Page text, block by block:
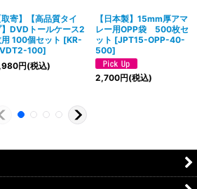
取寄】【高品質タイ
】DVDトールケース2
100個セット [KR-
100]
円(税込)
【日本製】15mm厚アマ
レー用OPP袋 500枚セ
ット [JPT15-OPP-40-
500]
2,700円(税込)